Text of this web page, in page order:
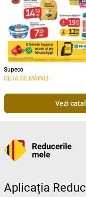
Supeco
DEJA DE MÂINE!
Vezi
Aplicația